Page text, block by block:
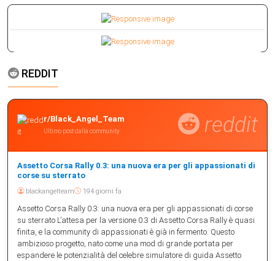
REDDIT
r/Black_Angel_Team
Ultimo post dalla community reddit
Assetto Corsa Rally 0.3: una nuova era per gli appassionati di
corse su sterrato
blackangelteam 194 giorni fa
Assetto Corsa Rally 0.3: una nuova era per gli appassionati di corse
su sterrato L’attesa per la versione 0.3 di Assetto Corsa Rally è quasi
finita, e la community di appassionati è già in fermento. Questo
ambizioso progetto, nato come una mod di grande portata per
espandere le potenzialità del celebre simulatore di guida Assetto